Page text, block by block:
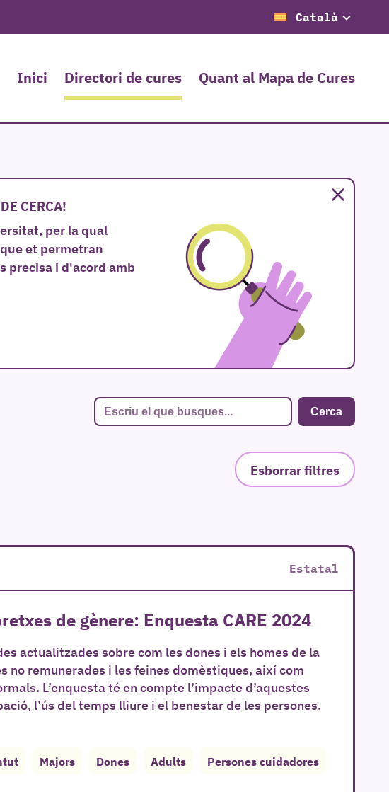
Català
Inici Directori de cures Quant al Mapa de Cures
CERCA!
per la qual
et permetran
precisa i d'acord amb
Tancar
Esborrar filtres
Estatal
de gènere: Enquesta CARE 2024
actualitzades sobre com les dones i els homes de la
no remunerades i les feines domèstiques, així com
L’enquesta té en compte l’impacte d’aquestes
l’ús del temps lliure i el benestar de les persones.
Majors Dones Adults Persones cuidadores